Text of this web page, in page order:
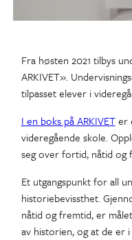
Fra høsten 2021 tilbys
ARKIVET».
tilpasset elever i
I en boks på ARKIVETer
videregående skole.
seg over fortid, nåtid og
Et utgangspunkt for all
historiebevissthet.
nåtid og fremtid, er
av historien, og at de er